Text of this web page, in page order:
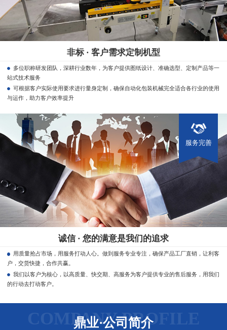
非标 · 客户需求定制机型
多位职称研发团队，深耕行业数年，为客户提供图纸设计、准确选型、定制产品等一
站式技术服务
可根据客户实际使用要求进行量身定制，确保自动化包装机械完全适合各行业的使用
与运作，助力客户效率提升
服务完善
诚信 · 您的满意是我们的追求
用质量抢占市场，用服务打动人心。做到服务专业专注，确保产品工厂直销，让利客
户，交货快捷，合作共赢。
我们以客户为核心，以高质量、快交期、高服务为客户提供专业的售后服务，用我们
的行动去打动客户。
COMPANY PROFILE
鼎业·公司简介